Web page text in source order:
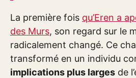
La première fois qu’Eren a
des Murs, son regard sur le
radicalement changé. Ce
transformé en un individu
implications plus larges de